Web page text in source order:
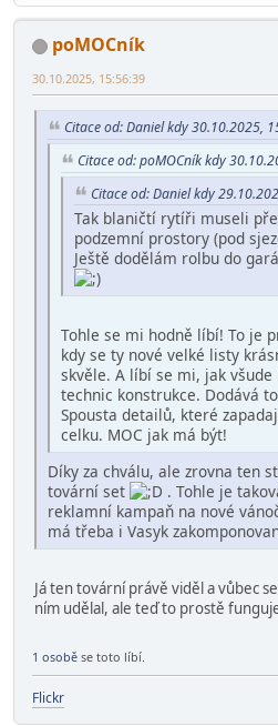
poMOCník
30.10.2025, 15:56:39
Citace od: Daniel kdy 30.10.2025,
Citace od: poMOCník kdy
Citace od: Daniel kdy
Tak blaničtí rytíři museli
podzemní prostory (pod
Ještě dodělám rolbu do
Tohle se mi hodně líbí! To je
kdy se ty nové velké listy
skvěle. A líbí se mi, jak všude
technic konstrukce. Dodává
Spousta detailů, které
celku. MOC jak má být!
Díky za chválu, ale zrovna ten
tovární set
. Tohle je
reklamní kampaň na nové
má třeba i Vasyk
Já ten tovární právě viděl a vůbec
ním udělal, ale teď to prostě
1 osobě se toto líbí.
Flickr